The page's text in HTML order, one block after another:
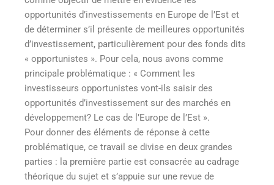
opportunités d’investissements en Europe de l’Est et
de déterminer s’il présente de meilleures opportunités
d’investissement, particulièrement pour des fonds dits
« opportunistes ». Pour cela, nous avons comme
principale problématique : « Comment les
investisseurs opportunistes vont-ils saisir des
opportunités d’investissement sur des marchés en
développement? Le cas de l’Europe de l’Est ».
Pour donner des éléments de réponse à cette
problématique, ce travail se divise en deux grandes
parties : la première partie est consacrée au cadrage
théorique du sujet et s’appuie sur une revue de